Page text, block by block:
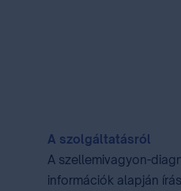
A szolgáltatásról
A szellemivagyon-
információk alapján